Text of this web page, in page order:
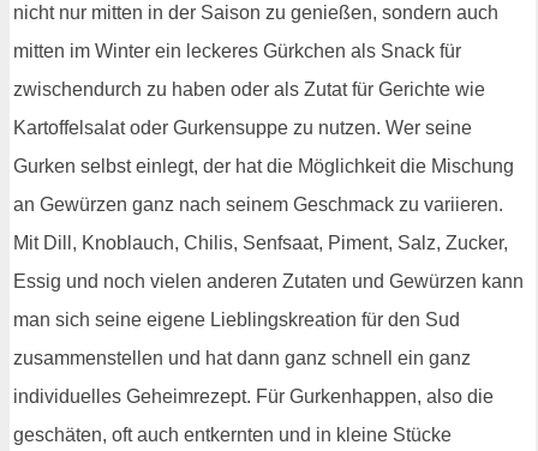
nicht nur mitten in der Saison zu genießen, sondern auch
mitten im Winter ein leckeres Gürkchen als Snack für
zwischendurch zu haben oder als Zutat für Gerichte wie
Kartoffelsalat oder Gurkensuppe zu nutzen. Wer seine
Gurken selbst einlegt, der hat die Möglichkeit die Mischung
an Gewürzen ganz nach seinem Geschmack zu variieren.
Mit Dill, Knoblauch, Chilis, Senfsaat, Piment, Salz, Zucker,
Essig und noch vielen anderen Zutaten und Gewürzen kann
man sich seine eigene Lieblingskreation für den Sud
zusammenstellen und hat dann ganz schnell ein ganz
individuelles Geheimrezept. Für Gurkenhappen, also die
geschäten, oft auch entkernten und in kleine Stücke